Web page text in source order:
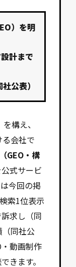
）を明
計まで
公表）
構え、
会社で
GEO・構
式サービ
今回の掲
索1位表示
求し（同
同社公
動画制作
きます。